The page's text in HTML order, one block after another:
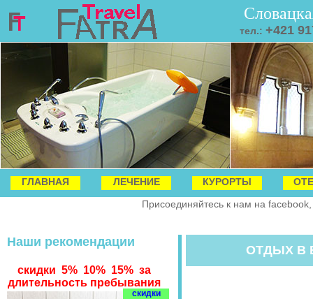
тел.: +421
ГЛАВНАЯ ЛЕЧЕНИЕ КУРОРТЫ
Присоединяйтесь к нам на
Наши рекомендации
скидки 5% 10% 15% за
длительность пребывания
скидки
ОТДЫХ